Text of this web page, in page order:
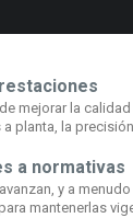
mejorar la
planta, la
a normativas
y a
mantenerlas